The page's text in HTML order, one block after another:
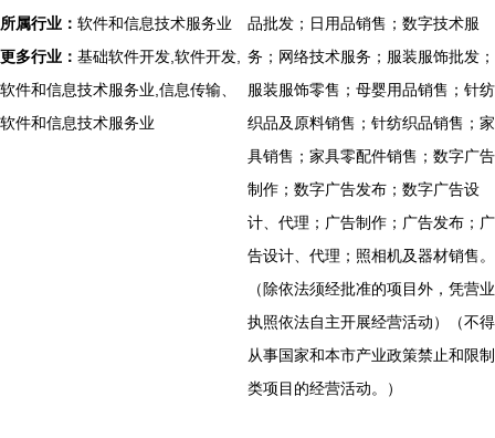
所属行业： 软件和信息技术服务业
更多行业： 基础软件开发,软件开发,
软件和信息技术服务业,信息传输、
软件和信息技术服务业
品批发；日用品销售；数字技术服
务；网络技术服务；服装服饰批发；
服装服饰零售；母婴用品销售；针纺
织品及原料销售；针纺织品销售；家
具销售；家具零配件销售；数字广告
制作；数字广告发布；数字广告设
计、代理；广告制作；广告发布；广
告设计、代理；照相机及器材销售。
（除依法须经批准的项目外，凭营业
执照依法自主开展经营活动）（不得
从事国家和本市产业政策禁止和限制
类项目的经营活动。）